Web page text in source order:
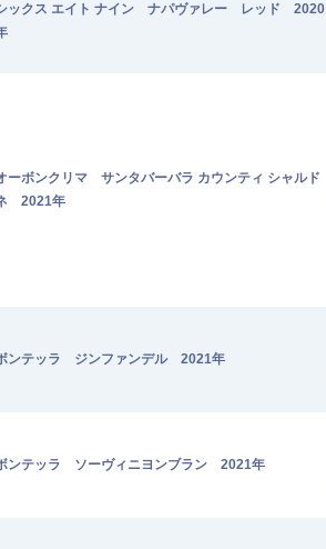
ックス エイト ナイン ナパヴァレー レッド 2020
ーボンクリマ サンタバーバラ カウンティ シャルド
2021年
ンテッラ ジンファンデル 2021年
ンテッラ ソーヴィニヨンブラン 2021年